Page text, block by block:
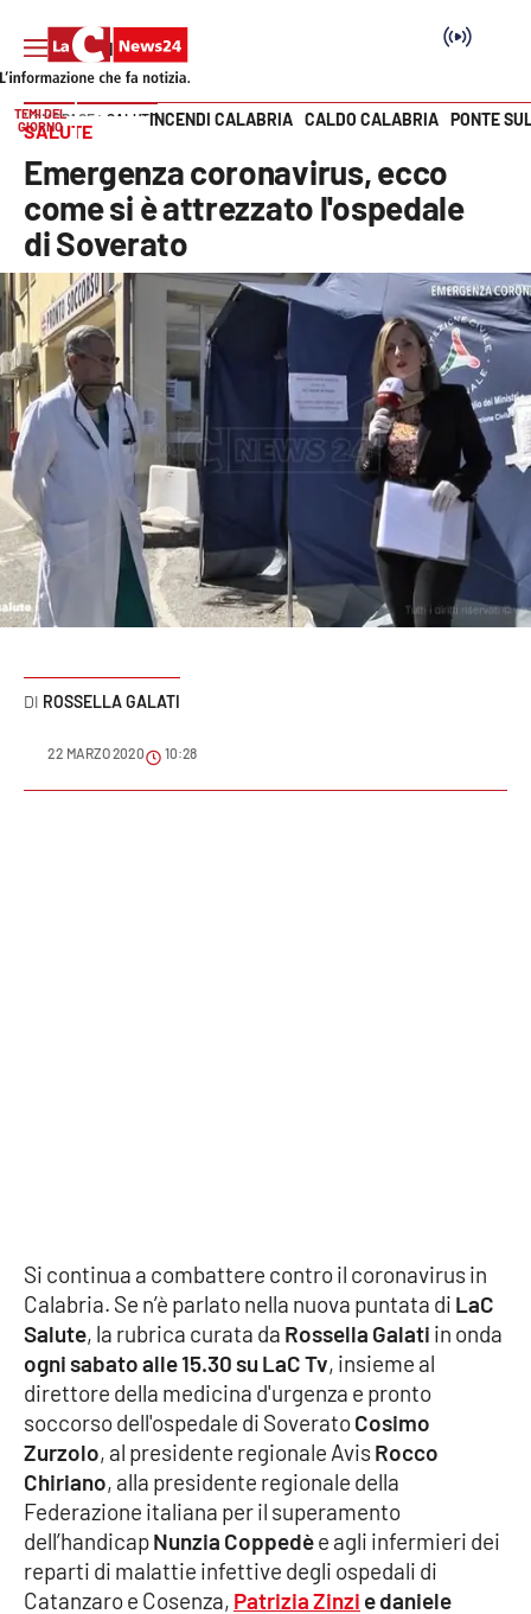
SEZIONI
Cronaca
Politica
Attualità
Economia e lavoro
Italia Mondo
Sanità
Sport
Meteo
Sanità
Società
Sport
RUBRICHE
Good Morning Vietnam
Vai
TEMI DEL
GIORNO
INCENDI CALABRIA CALDO CALABRIA PONTE
HOME PAGE SALUTE
SALUTE
Emergenza coronavirus, ecco
come si è attrezzato l'ospedale
di Soverato
ROSSELLA GALATI
22 MARZO 2020 10:28
Si continua a combattere contro il coronavirus in
Calabria. Se n’è parlato nella nuova puntata di LaC
Salute, la rubrica curata da Rossella Galati in onda
ogni sabato alle 15.30 su LaC Tv, insieme al
direttore della medicina d'urgenza e pronto
soccorso dell'ospedale di SoveratoCosimo
Zurzolo, al presidente regionale AvisRocco
Chiriano, alla presidente regionale della
Federazione italiana per il superamento
dell’handicapNunzia Coppedèe agli infermieri dei
reparti di malattie infettive degli ospedali di
Catanzaro e Cosenza, Patrizia Zinzi e daniele